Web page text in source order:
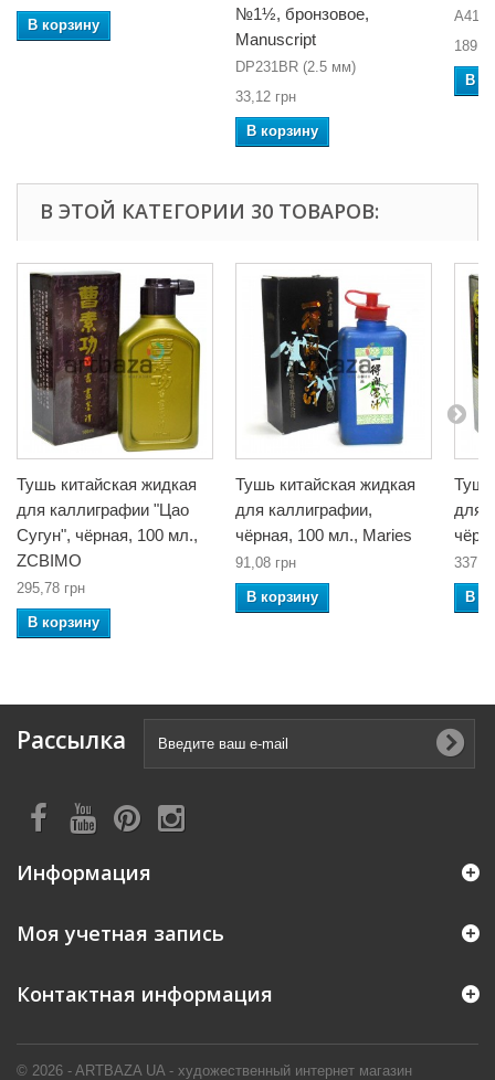
В корзину
№1½, бронзовое,
Manuscript
DP231BR (2.5 мм)
33,12 грн
В корзину
В
В ЭТОЙ КАТЕГОРИИ 30 ТОВАРОВ:
Тушь китайская жидкая
для каллиграфии "Цао
Сугун", чёрная, 100 мл.,
ZCBIMO
295,78 грн
В корзину
Тушь китайская жидкая
для каллиграфии,
чёрная, 100 мл., Maries
91,08 грн
В корзину
Тушь
для
В
Рассылка
Информация
© 2026 - ARTBAZA UA - художественный интернет магазин
Моя учетная запись
Контактная информация